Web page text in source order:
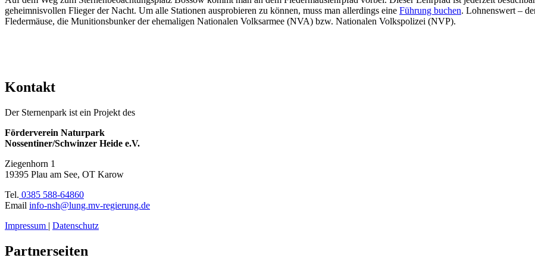
geheimnisvollen Flieger der Nacht. Um alle Stationen ausprobieren zu können, muss man allerdings eine Führung buchen. Lohnenswert –
Fledermäuse, die Munitionsbunker der ehemaligen Nationalen Volksarmee (NVA) bzw. Nationalen Volkspolizei (NVP).
Kontakt
Der Sternenpark ist ein Projekt des
Förderverein Naturpark
Nossentiner/Schwinzer Heide e.V.
Ziegenhorn 1
19395 Plau am See, OT Karow
Tel. 0385 588-64860
Email info-nsh@lung.mv-regierung.de
Impressum | Datenschutz
Partnerseiten